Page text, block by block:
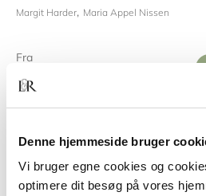
Denne hjemmeside bruger
Vi bruger egne cookies og
optimere dit besøg på vores
Margit Harder Maria Appel Nissen
Fra